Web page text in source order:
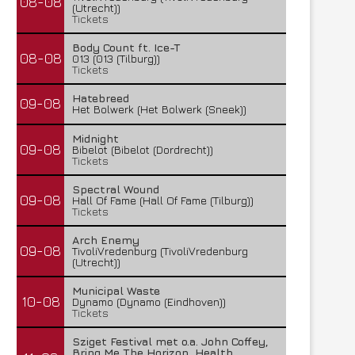
(Utrecht))
Tickets
08-08
Body Count ft. Ice-T
013 (013 (Tilburg))
Tickets
09-08
Hatebreed
Het Bolwerk (Het Bolwerk (Sneek))
09-08
Midnight
Bibelot (Bibelot (Dordrecht))
Tickets
09-08
Spectral Wound
Hall Of Fame (Hall Of Fame (Tilburg))
Tickets
09-08
Arch Enemy
TivoliVredenburg (TivoliVredenburg
(Utrecht))
10-08
Municipal Waste
Dynamo (Dynamo (Eindhoven))
Tickets
Sziget Festival met o.a. John Coffey,
Bring Me The Horizon, Health